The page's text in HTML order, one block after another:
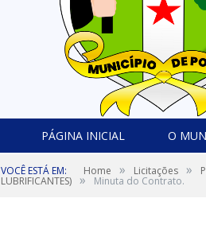
PÁGINA INICIAL O
VOCÊ ESTÁ EM: Home » Licitações »
LUBRIFICANTES) » Minuta do Contrato.